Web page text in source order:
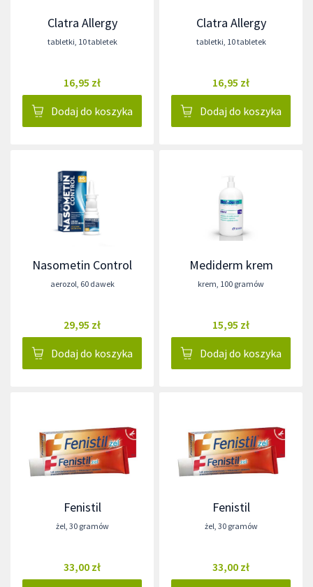
Clatra Allergy
tabletki 10 tabletek
16,95 zł
Dodaj do koszyka
Clatra Allergy
tabletki 10 tabletek
16,95 zł
Dodaj do koszyka
Nasometin Control
aerozol 60 dawek
29,95 zł
Dodaj do koszyka
Mediderm krem
krem 100 gramów
15,95 zł
Dodaj do koszyka
Fenistil
żel 30 gramów
33,00 zł
Fenistil
żel 30 gramów
33,00 zł